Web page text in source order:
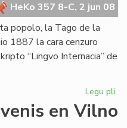
HeKo 357 8-C, 2 jun 08
popolo, la Tago de la
1887 la cara cenzuro
“Lingvo Internacia” de
Legu pli
en Vilno